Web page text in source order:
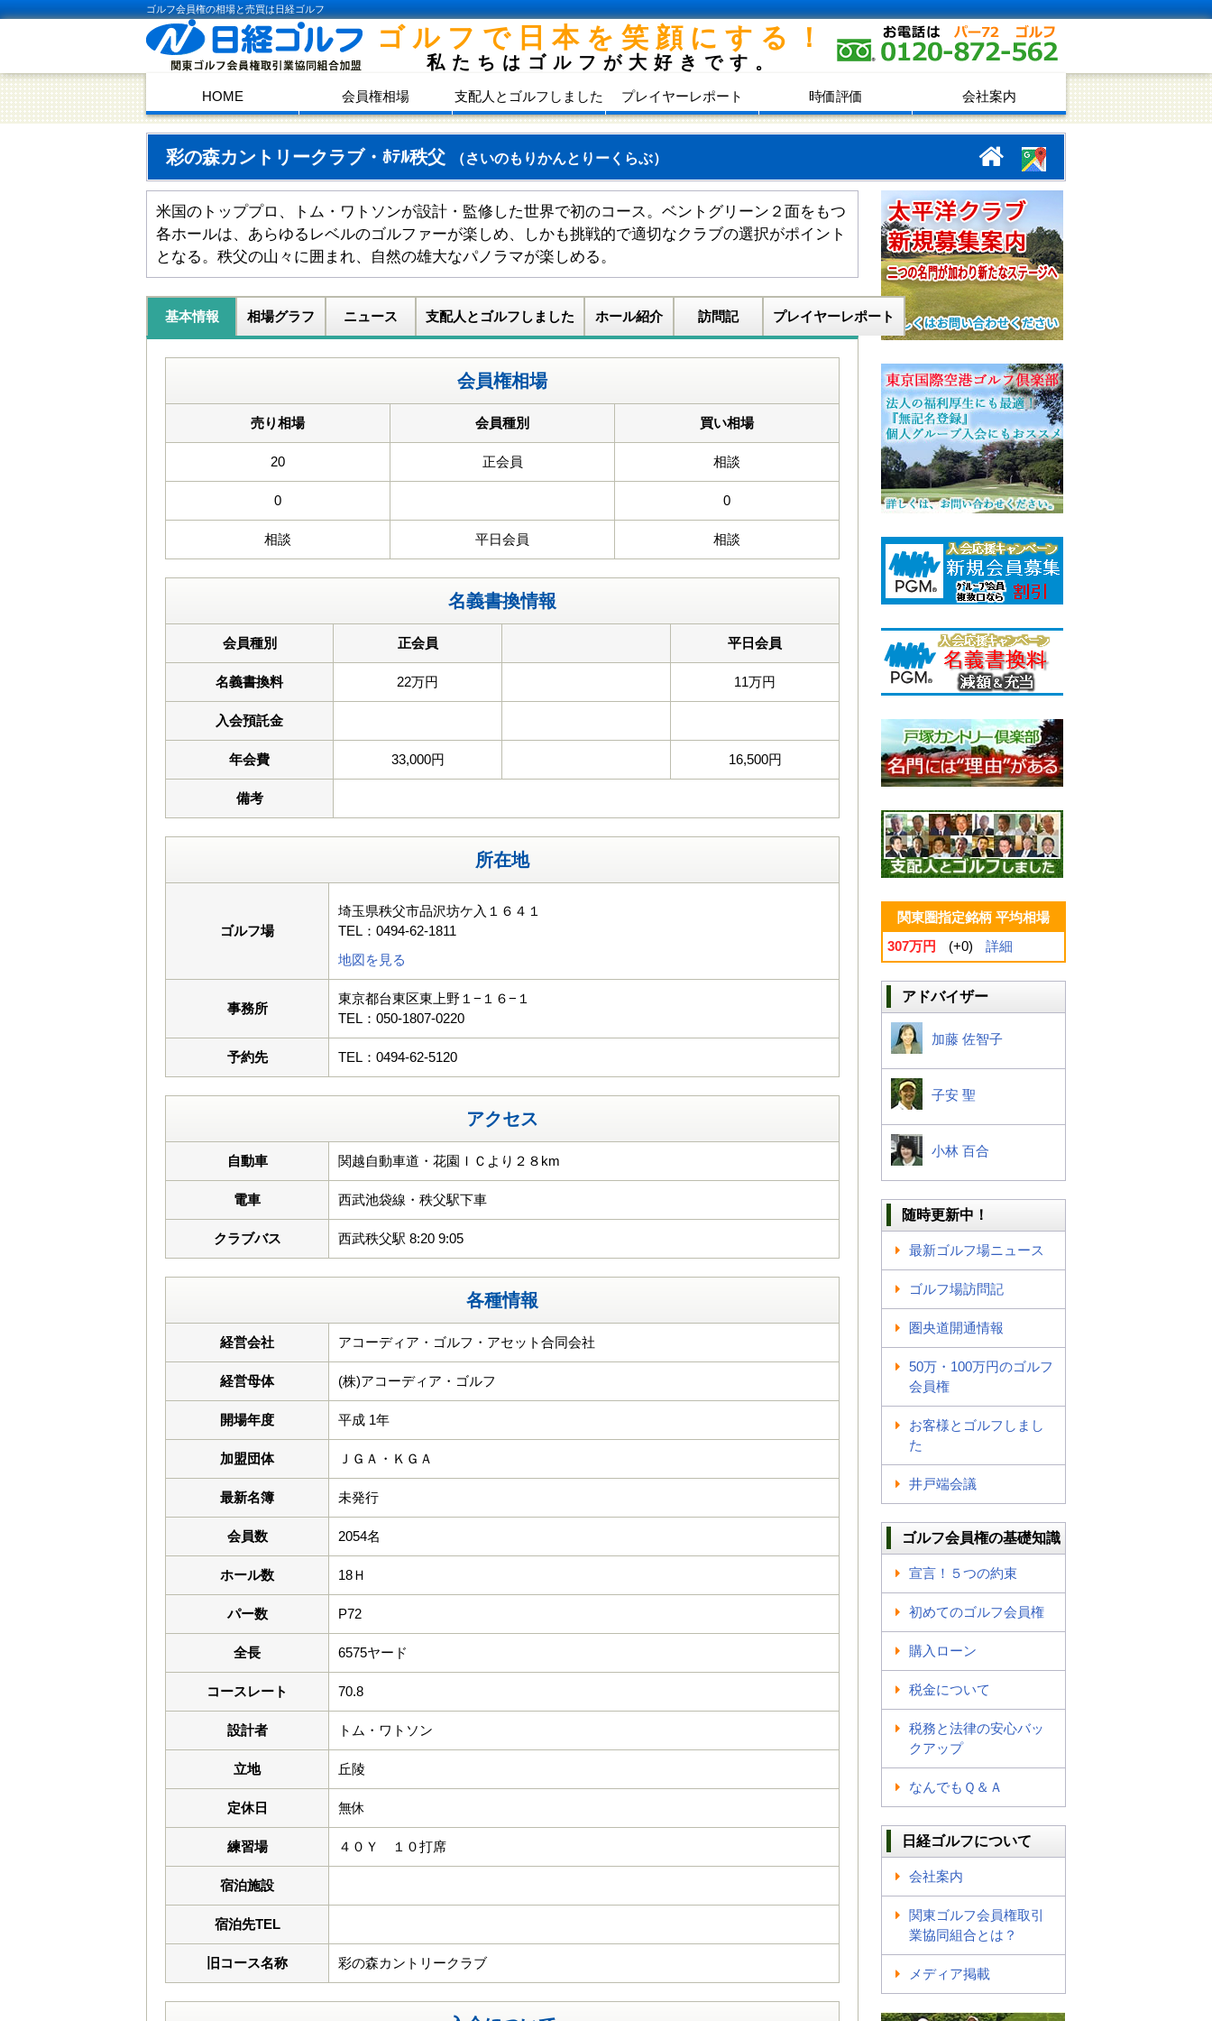
ゴルフ会員権の相場と売買は日経ゴルフ
ゴルフで日本を笑顔にする！
私たちはゴルフが大好きです。
HOME 会員権相場 支配人とゴルフしました プレイヤーレポート 時価評価 会社案内
彩の森カントリークラブ・ﾎﾃﾙ秩父 （さいのもりかんとりーくらぶ）
米国のトッププロ、トム・ワトソンが設計・監修した世界で初のコース。ベントグリーン２面をもつ
各ホールは、あらゆるレベルのゴルファーが楽しめ、しかも挑戦的で適切なクラブの選択がポイント
となる。秩父の山々に囲まれ、自然の雄大なパノラマが楽しめる。
基本情報 相場グラフ ニュース 支配人とゴルフしました ホール紹介 訪問記 プレイヤーレポート
会員権相場
売り相場 会員種別 買い相場
20 正会員 相談
0 0
相談 平日会員 相談
名義書換情報
会員種別 正会員 平日会員
名義書換料 22万円 11万円
入会預託金
年会費 33,000円 16,500円
備考
所在地
ゴルフ場
埼玉県秩父市品沢坊ケ入１６４１
TEL：0494-62-1811
地図を見る
事務所
東京都台東区東上野１−１６−１
TEL：050-1807-0220
予約先 TEL：0494-62-5120
アクセス
自動車 関越自動車道・花園ＩＣより２８km
電車 西武池袋線・秩父駅下車
クラブバス 西武秩父駅 8:20 9:05
各種情報
経営会社 アコーディア・ゴルフ・アセット合同会社
経営母体 (株)アコーディア・ゴルフ
開場年度 平成 1年
加盟団体 ＪＧＡ・ＫＧＡ
最新名簿 未発行
会員数 2054名
ホール数 18Ｈ
パー数 P72
全長 6575ヤード
コースレート 70.8
設計者 トム・ワトソン
立地 丘陵
定休日 無休
練習場 ４０Ｙ １０打席
宿泊施設
宿泊先TEL
旧コース名称 彩の森カントリークラブ
関東圏指定銘柄 平均相場
307万円
(+0) 詳細
アドバイザー
加藤 佐智子
子安 聖
小林 百合
随時更新中！
最新ゴルフ場ニュース
ゴルフ場訪問記
圏央道開通情報
50万・100万円のゴルフ
会員権
お客様とゴルフしまし
た
井戸端会議
ゴルフ会員権の基礎知識
宣言！５つの約束
初めてのゴルフ会員権
購入ローン
税金について
税務と法律の安心バッ
クアップ
なんでもＱ＆Ａ
日経ゴルフについて
会社案内
関東ゴルフ会員権取引
業協同組合とは？
メディア掲載